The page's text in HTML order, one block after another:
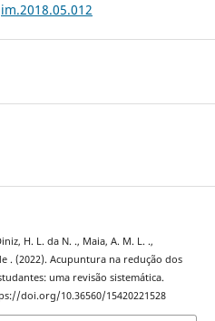
H. L. da N. ., Maia, A. M. L. .,
. (2022). Acupuntura na redução dos
uma revisão sistemática.
doi.org/10.36560/15420221528